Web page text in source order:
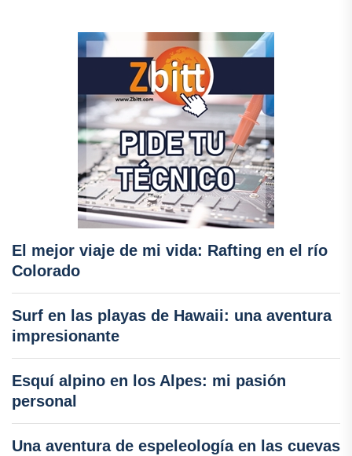
El mejor viaje de mi vida: Rafting en el río
Colorado
Surf en las playas de Hawaii: una aventura
impresionante
Esquí alpino en los Alpes: mi pasión
personal
Una aventura de espeleología en las cuevas